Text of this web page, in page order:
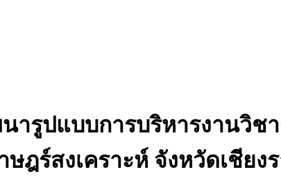
ารูปแบบการบริหารงานวิ
ษฎร์สงเคราะห์ จังหวัดเชียง